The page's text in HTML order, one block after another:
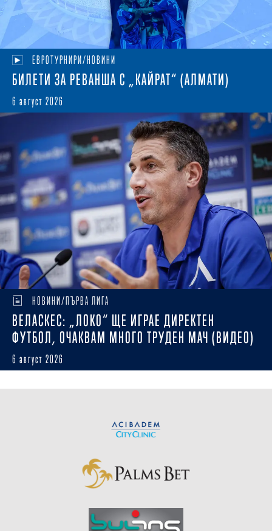
ЕВРОТУРНИРИ/НОВИНИ
БИЛЕТИ ЗА РЕВАНША С „КАЙРАТ“ (АЛМАТИ)
6 август 2026
НОВИНИ/ПЪРВА ЛИГА
ВЕЛАСКЕС: „ЛОКО“ ЩЕ ИГРАЕ ДИРЕКТЕН
ФУТБОЛ, ОЧАКВАМ МНОГО ТРУДЕН МАЧ (ВИДЕО)
6 август 2026